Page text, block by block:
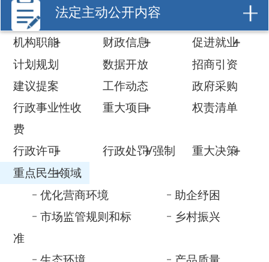
计划规划
数据开放
招商引资
建议提案
工作动态
政府采购
费
行政许可 行政处罚/强制 重大决策
重点民生领域
市场监管规则和标
准
乡村振兴
生态环境
食品药品监督
国有土地上房屋征
收与...
公共文化服务
自然资源